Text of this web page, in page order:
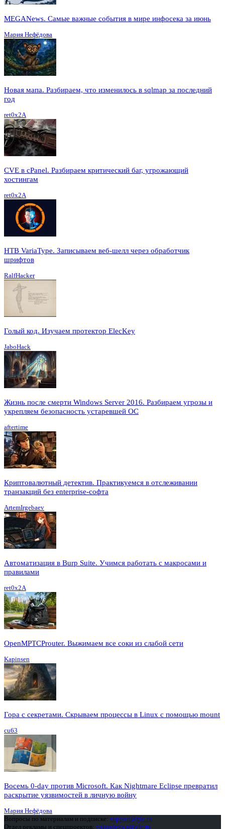
MEGANews. Cамые важные события в мире инфосека за июнь
Мария Нефёдова
Новая мапа. Разбираем, что изменилось в sqlmap за последний
год
ret0x2A
CVE в cPanel. Разбираем критический баг, угрожающий
хостингам
ret0x2A
HTB VariaType. Записываем веб-шелл через обработчик
шрифтов
RalfHacker
Голый код. Изучаем протектор ElecKey
JaboHack
Жизнь после смерти Windows Server 2016. Разбираем угрозы и
укрепляем безопасность устаревшей ОС
aftertime
Криптовалютный детектив. Практикуемся в отслеживании
транзакций без enterprise-софта
ArtemIrgebaev
Автоматизация в Burp Suite. Учимся работать с макросами и
правилами
ret0x2A
OpenMPTCProuter. Выжимаем все соки из слабой сети
Kapinsen
Гора с секретами. Скрываем процессы в Linux c помощью mount
cu63
Восемь 0-day против Microsoft. Как Nightmare Eclipse превратил
раскрытие уязвимостей в личную войну
Мария Нефёдова
Вопросы по материалам и подписке: support@glc.ru
Отдел рекламы и спецпроектов: yakovleva.a@glc.ru